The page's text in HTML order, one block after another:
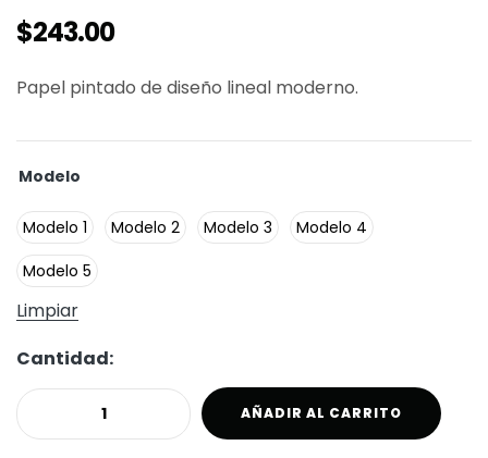
$243.00
Papel pintado de diseño lineal moderno.
Modelo
Modelo 1 Modelo 2 Modelo 3
Modelo 4
Modelo 5
Limpiar
Cantidad:
AÑADIR AL CARRITO